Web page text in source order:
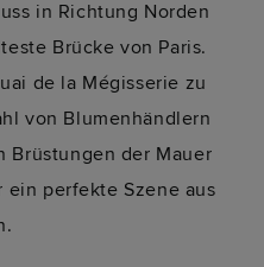
in Richtung Norden
Brücke von Paris.
de la Mégisserie zu
von Blumenhändlern
Brüstungen der Mauer
perfekte Szene aus